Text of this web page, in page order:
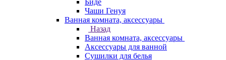
Биде
Чаши Генуя
Ванная комната, аксессуары
Назад
Ванная комната, аксессуары
Аксессуары для ванной
Сушилки для белья